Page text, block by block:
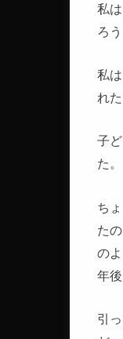
私
ろ
私
れ
子
た。
ち
た
の
年
引